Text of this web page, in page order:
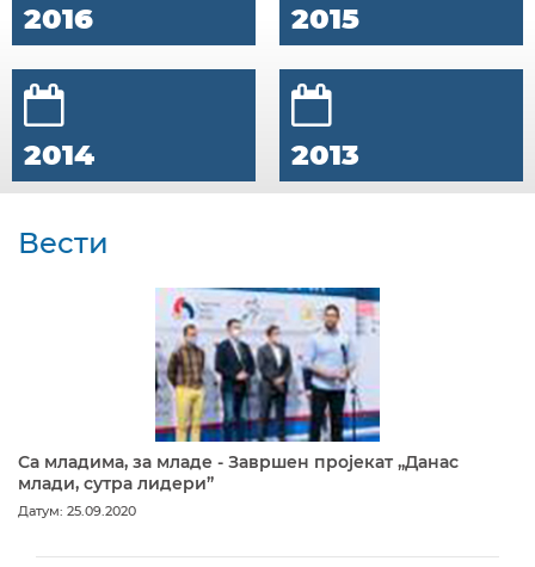
2016 2015
2014 2013
Вести
Са младима, за младе - Завршен пројекат „Данас
млади, сутра лидери”
Датум: 25.09.2020